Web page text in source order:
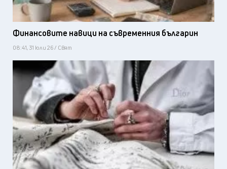
Финансовите навици на съвременния българин
08:41, 31 юли 26 / Свят